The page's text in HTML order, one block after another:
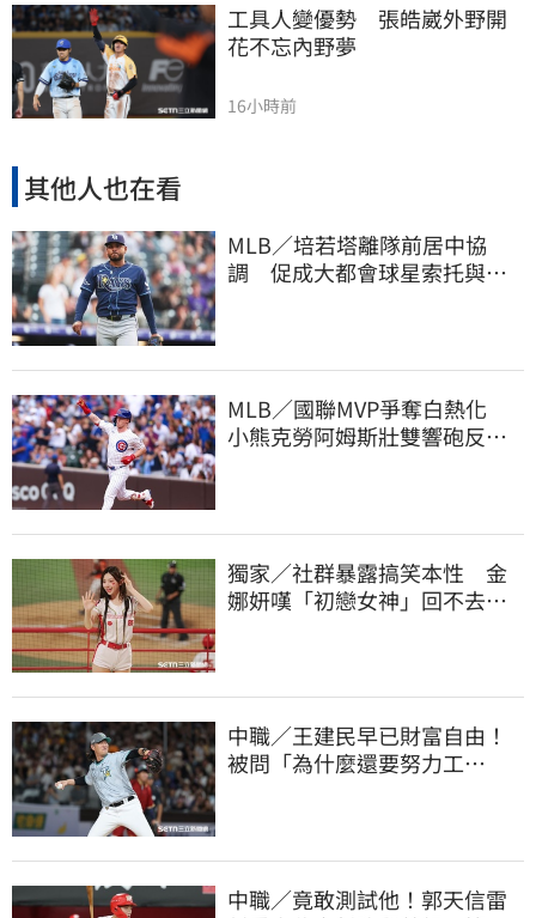
工具人變優勢　張皓崴外野開
花不忘內野夢
16小時前
其他人也在看
MLB／培若塔離隊前居中協
調 促成大都會球星索托與林
MLB／國聯MVP爭奪白熱化
小熊克勞阿姆斯壯雙響砲反超
獨家／社群暴露搞笑本性 金
娜妍嘆「初戀女神」回不去！
中職／王建民早已財富自由！
被問「為什麼還要努力工
中職／竟敢測試他！郭天信雷